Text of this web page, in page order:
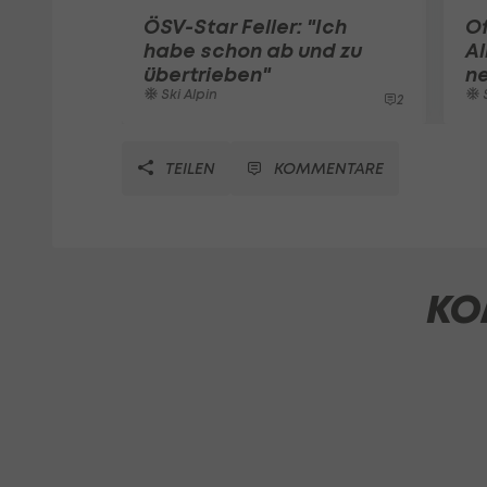
ÖSV-Star Feller: "Ich
habe schon ab und zu
übertrieben"
Ski Alpin 2
TEILEN KOMMENTARE